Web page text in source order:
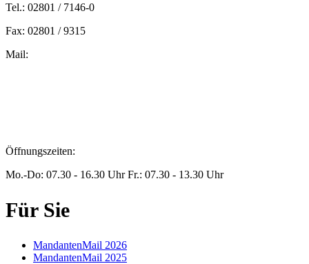
Tel.: 02801 / 7146-0
Fax: 02801 / 9315
Mail:
Öffnungszeiten:
Mo.-Do: 07.30 - 16.30 Uhr Fr.: 07.30 - 13.30 Uhr
Für Sie
MandantenMail 2026
MandantenMail 2025